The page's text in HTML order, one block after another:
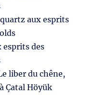
aux esprits
esprits des
liber du chêne,
Çatal Höyük